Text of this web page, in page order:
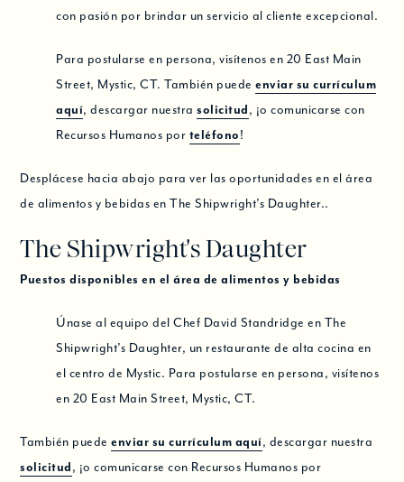
con pasión por brindar un servicio al cliente excepcional.
Para postularse en persona, visítenos en 20 East Main
Street, Mystic, CT. También puedeenviar su currículum
aquí, descargar nuestrasolicitud, ¡o comunicarse con
Recursos Humanos por teléfono!
Desplácese hacia abajo para ver las oportunidades en el área
de alimentos y bebidas en The Shipwright’s Daughter..
The Shipwright's Daughter
Puestos disponibles en el área de alimentos y bebidas
Únase al equipo del Chef David Standridge en The
Shipwright’s Daughter, un restaurante de alta cocina en
el centro de Mystic. Para postularse en persona, visítenos
en 20 East Main Street, Mystic, CT.
También puedeenviar su currículum aquí, descargar nuestra
solicitud, ¡o comunicarse con Recursos Humanos por